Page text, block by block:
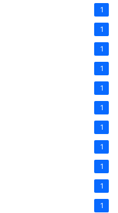
1
1
1
1
1
1
1
1
1
1
1